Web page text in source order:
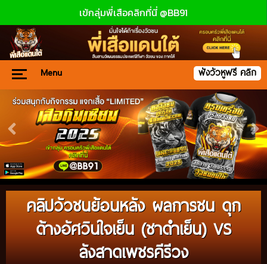
เข้กลุ่มพี่เสือคลิกที่นี่ @BB91
Menu ฟังวัวหูฟรี คลิก
คลิปวัวชนย้อนหลัง ผลการชน ดุก
ด้างอัศวินใจเย็น (ชาดำเย็น) VS
ลังสาดเพชรคีรีวง